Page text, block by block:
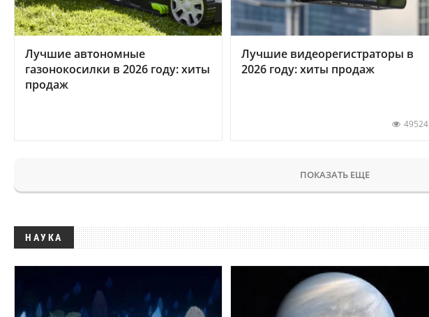
Лучшие автономные
газонокосилки в 2026 году: хиты
продаж
Лучшие видеорегистраторы в
2026 году: хиты продаж
49524
ПОКАЗАТЬ ЕЩЕ
НАУКА